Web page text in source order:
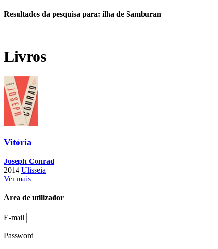
Resultados da pesquisa para: ilha de Samburan
Livros
Vitória
Joseph Conrad
2014 Ulisseia
Ver mais
Área de utilizador
E-mail
Password